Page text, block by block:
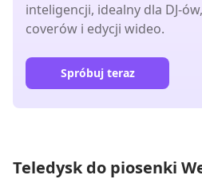
inteligencji, idealny dla DJ-
coverów i edycji wideo.
Spróbuj teraz
Teledysk do piosenki